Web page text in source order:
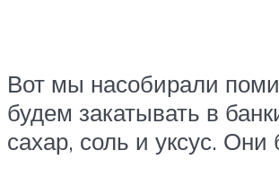
Вот мы насобирали
будем закатывать в
сахар, соль и уксус. Они